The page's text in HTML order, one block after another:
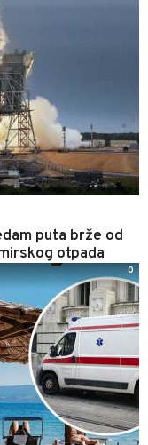
puta brže od
otpada
0